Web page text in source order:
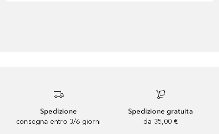
Spedizione
consegna entro 3/6 giorni
Spedizione gratuita
da 35,00 €